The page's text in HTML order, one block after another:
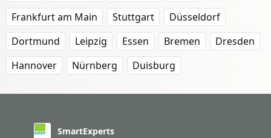
Frankfurt am Main
Stuttgart
Düsseldorf
Dortmund
Leipzig Essen Bremen
Dresden
Hannover
Nürnberg Duisburg
SmartExperts